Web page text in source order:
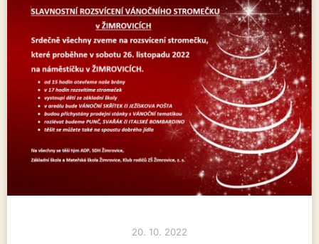
20. 10. 2022